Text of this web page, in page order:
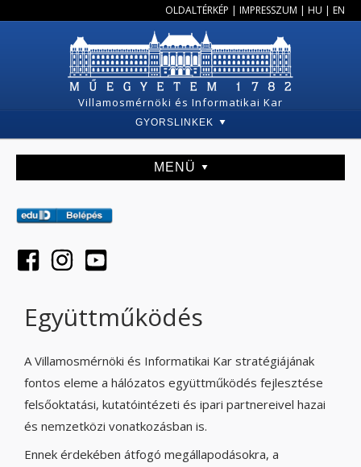
OLDALTÉRKÉP | IMPRESSZUM | HU | EN
Villamosmérnöki és Informatikai Kar
GYORSLINKEK
MENÜ
Együttműködés
A Villamosmérnöki és Informatikai Kar stratégiájának
fontos eleme a hálózatos együttműködés fejlesztése
felsőoktatási, kutatóintézeti és ipari partnereivel hazai
és nemzetközi vonatkozásban is.
Ennek érdekében átfogó megállapodásokra, a